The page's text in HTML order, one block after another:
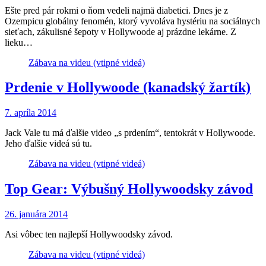
Ešte pred pár rokmi o ňom vedeli najmä diabetici. Dnes je z
Ozempicu globálny fenomén, ktorý vyvoláva hystériu na sociálnych
sieťach, zákulisné šepoty v Hollywoode aj prázdne lekárne. Z
lieku…
Zábava na videu (vtipné videá)
Prdenie v Hollywoode (kanadský žartík)
7. apríla 2014
Jack Vale tu má ďalšie video „s prdením“, tentokrát v Hollywoode.
Jeho ďalšie videá sú tu.
Zábava na videu (vtipné videá)
Top Gear: Výbušný Hollywoodsky závod
26. januára 2014
Asi vôbec ten najlepší Hollywoodsky závod.
Zábava na videu (vtipné videá)